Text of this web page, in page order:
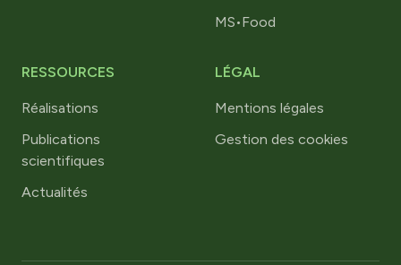
MS•Food
RESSOURCES
Réalisations
Publications
scientifiques
Actualités
LÉGAL
Mentions légales
Gestion des cookies